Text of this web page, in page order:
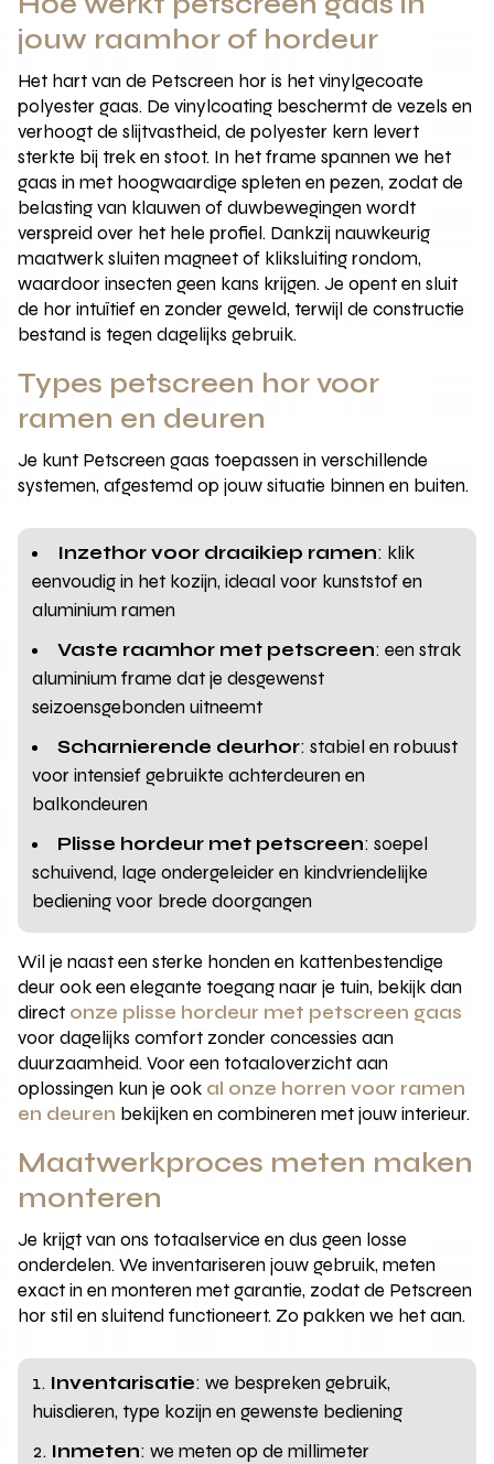
jouw raamhor of hordeur
Het hart van de Petscreen hor is het vinylgecoate
polyester gaas. De vinylcoating beschermt de vezels en
verhoogt de slijtvastheid, de polyester kern levert
sterkte bij trek en stoot. In het frame spannen we het
gaas in met hoogwaardige spleten en pezen, zodat de
belasting van klauwen of duwbewegingen wordt
verspreid over het hele profiel. Dankzij nauwkeurig
maatwerk sluiten magneet of kliksluiting rondom,
waardoor insecten geen kans krijgen. Je opent en sluit
de hor intuïtief en zonder geweld, terwijl de constructie
bestand is tegen dagelijks gebruik.
Types petscreen hor voor
ramen en deuren
Je kunt Petscreen gaas toepassen in verschillende
systemen, afgestemd op jouw situatie binnen en buiten.
Inzethor voor draaikiep ramen: klik
eenvoudig in het kozijn, ideaal voor kunststof en
aluminium ramen
Vaste raamhor met petscreen: een strak
aluminium frame dat je desgewenst
seizoensgebonden uitneemt
Scharnierende deurhor: stabiel en robuust
voor intensief gebruikte achterdeuren en
balkondeuren
Plisse hordeur met petscreen: soepel
schuivend, lage ondergeleider en kindvriendelijke
bediening voor brede doorgangen
Wil je naast een sterke honden en kattenbestendige
deur ook een elegante toegang naar je tuin, bekijk dan
direct onze plisse hordeur met petscreen gaas
voor dagelijks comfort zonder concessies aan
duurzaamheid. Voor een totaaloverzicht aan
oplossingen kun je ook al onze horren voor ramen
en deuren bekijken en combineren met jouw interieur.
Maatwerkproces meten maken
monteren
Je krijgt van ons totaalservice en dus geen losse
onderdelen. We inventariseren jouw gebruik, meten
exact in en monteren met garantie, zodat de Petscreen
hor stil en sluitend functioneert. Zo pakken we het aan.
Inventarisatie: we bespreken gebruik,
huisdieren, type kozijn en gewenste bediening
Inmeten: we meten op de millimeter